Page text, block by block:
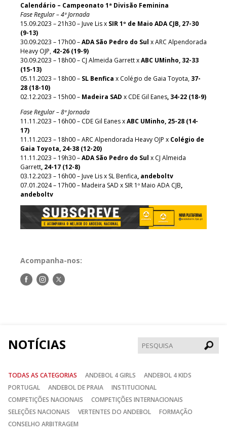
Calendário – Campeonato 1ª Divisão Feminina
Fase Regular – 4ª Jornada
15.09.2023 – 21h30 – Juve Lis x SIR 1º de Maio ADA CJB, 27-30
(9-13)
30.09.2023 – 17h00 –ADA São Pedro do Sul x ARC Alpendorada
Heavy OJP, 42-26 (19-9)
30.09.2023 – 18h00 – CJ Almeida Garrett xABC UMinho, 32-33
(15-13)
05.11.2023 – 18h00 – SL Benfica x Colégio de Gaia Toyota, 37-
28 (18-10)
02.12.2023 – 15h00 – Madeira SAD x CDE Gil Eanes, 34-22 (18-9)
Fase Regular – 8ª Jornada
11.11.2023 – 16h00 – CDE Gil Eanes xABC UMinho, 25-28 (14-
17)
11.11.2023 – 18h00 – ARC Alpendorada Heavy OJP x Colégio de
Gaia Toyota, 24-38 (12-20)
11.11.2023 – 19h30 –ADA São Pedro do Sul x CJ Almeida
Garrett, 24-17 (12-8)
03.12.2023 – 16h00 – Juve Lis x SL Benfica, andeboltv
07.01.2024 – 17h00 – Madeira SAD x SIR 1º Maio ADA CJB,
andeboltv
Acompanha-nos:
Siga-Siga-Siga-
NOTÍCIAS
TODAS AS CATEGORIAS ANDEBOL 4 GIRLS
ANDEBOL 4 KIDS
PORTUGAL
ANDEBOL DE PRAIA
INSTITUCIONAL
COMPETIÇÕES NACIONAIS
COMPETIÇÕES INTERNACIONAIS
SELEÇÕES NACIONAIS
VERTENTES DO ANDEBOL
FORMAÇÃO
CONSELHO ARBITRAGEM